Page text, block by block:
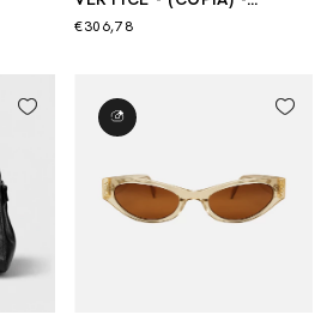
(CÓPIA) - (CÓPIA) - (CÓPIA)
€306,78